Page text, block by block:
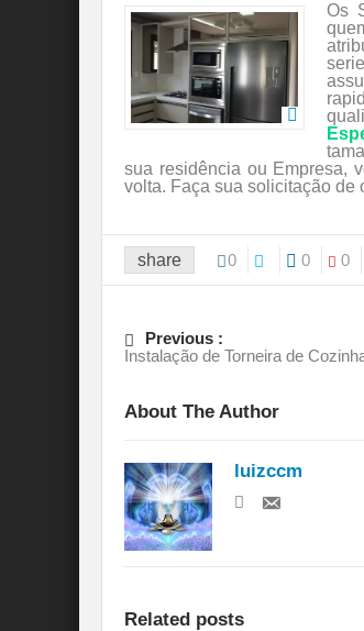
Os
sua residência ou Empresa,
volta. Faça sua solicitação de
share 0 0 0
Previous :
Instalação de Torneira de
About The Author
luizccm
Related posts